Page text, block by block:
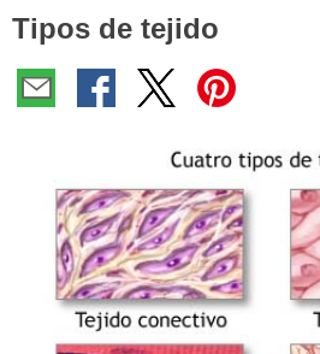
aquí:
Tipos de tejido